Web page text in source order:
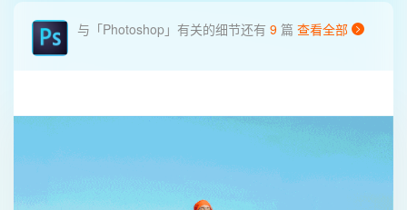
与「Photoshop」有关的细节还有 9 篇 查看全部